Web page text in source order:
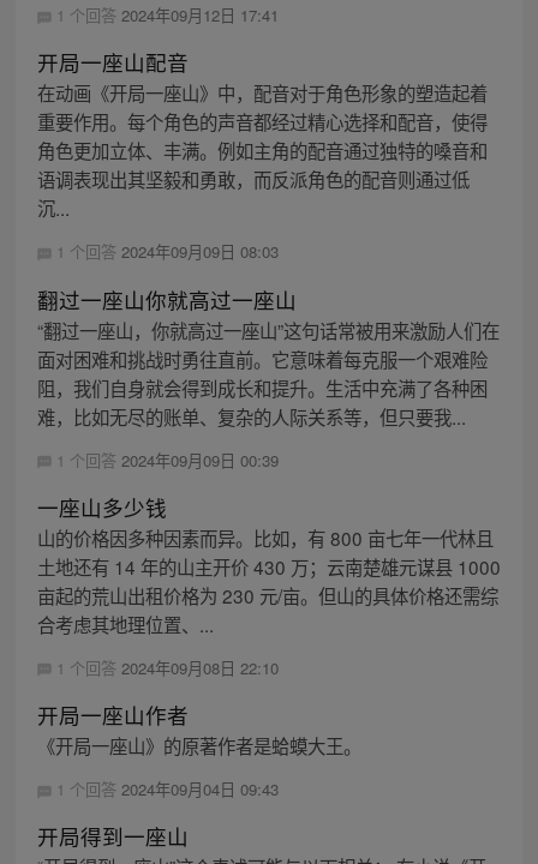
1 个回答 2024年09月12日 17:41
开局一座山配音
在动画《开局一座山》中，配音对于角色形象的塑造起着
重要作用。每个角色的声音都经过精心选择和配音，使得
角色更加立体、丰满。例如主角的配音通过独特的嗓音和
语调表现出其坚毅和勇敢，而反派角色的配音则通过低
沉...
1 个回答 2024年09月09日 08:03
翻过一座山你就高过一座山
“翻过一座山，你就高过一座山”这句话常被用来激励人们在
面对困难和挑战时勇往直前。它意味着每克服一个艰难险
阻，我们自身就会得到成长和提升。生活中充满了各种困
难，比如无尽的账单、复杂的人际关系等，但只要我...
1 个回答 2024年09月09日 00:39
一座山多少钱
山的价格因多种因素而异。比如，有 800 亩七年一代林且
土地还有 14 年的山主开价 430 万；云南楚雄元谋县 1000
亩起的荒山出租价格为 230 元/亩。但山的具体价格还需综
合考虑其地理位置、...
1 个回答 2024年09月08日 22:10
开局一座山作者
《开局一座山》的原著作者是蛤蟆大王。
1 个回答 2024年09月04日 09:43
开局得到一座山